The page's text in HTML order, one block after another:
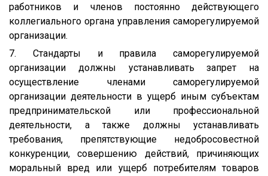
работников и членов постоянно действующего
коллегиального органа управления саморегулируемой
организации.
7. Стандарты и правила саморегулируемой
организации должны устанавливать запрет на
осуществление членами саморегулируемой
организации деятельности в ущерб иным субъектам
предпринимательской или профессиональной
деятельности, а также должны устанавливать
требования, препятствующие недобросовестной
конкуренции, совершению действий, причиняющих
моральный вред или ущерб потребителям товаров